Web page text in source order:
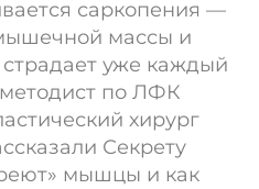
саркопения —
массы и
уже каждый
по ЛФК
хирург
Секрету
мышцы и как